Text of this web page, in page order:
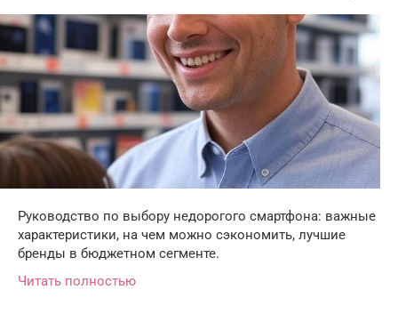
Руководство по выбору недорогого смартфона: важные
характеристики, на чем можно сэкономить, лучшие
бренды в бюджетном сегменте.
Читать полностью